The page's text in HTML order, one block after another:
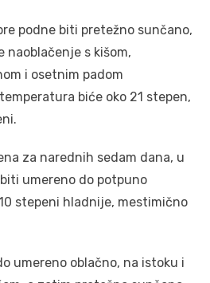
podne biti pretežno sunčano,
naoblačenje s kišom,
i osetnim padom
biće oko 21 stepen,
za narednih sedam dana, u
umereno do potpuno
stepeni hladnije, mestimično
umereno oblačno, na istoku i